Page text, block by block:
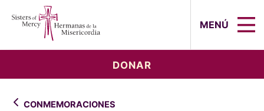
MENÚ
DONAR
CONMEMORACIONES